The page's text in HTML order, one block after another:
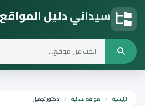
سيداني دليل المواقع
الرئيسية مواقع نسائية دكتور تجميل